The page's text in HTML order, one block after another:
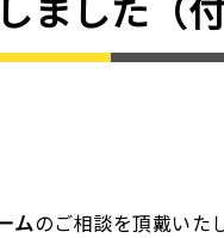
ムのご相談を頂戴いた